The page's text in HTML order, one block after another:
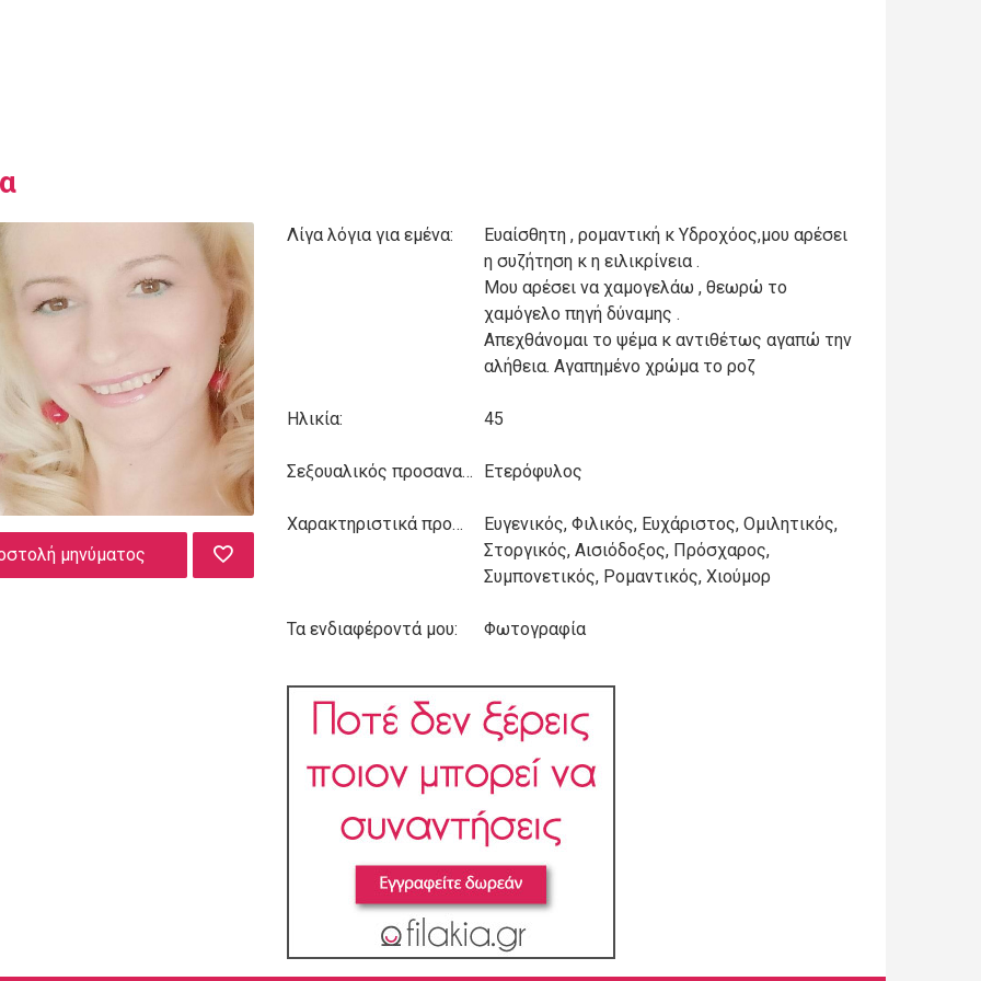
μηνύματος
Λίγα λόγια για εμένα:
Ευαίσθητη , ρομαντική κ Υδροχόος,μου αρέσει
η συζήτηση κ η ειλικρίνεια .
Μου αρέσει να χαμογελάω , θεωρώ το
χαμόγελο πηγή δύναμης .
Απεχθάνομαι το ψέμα κ αντιθέτως αγαπώ την
αλήθεια. Αγαπημένο χρώμα το ροζ
Ηλικία: 45
Σεξουαλικός προσανατολισμός: Ετερόφυλος
Χαρακτηριστικά προσωπικότητας:
Ευγενικός, Φιλικός, Ευχάριστος, Ομιλητικός,
Στοργικός, Αισιόδοξος, Πρόσχαρος,
Συμπονετικός, Ρομαντικός, Χιούμορ
Τα ενδιαφέροντά μου: Φωτογραφία